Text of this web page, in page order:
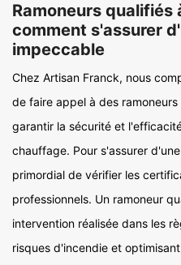
Ramoneurs qualifiés
comment s'assurer
impeccable
Chez Artisan Franck, nous
de faire appel à des
garantir la sécurité et
chauffage. Pour s'assurer
primordial de vérifier les
professionnels. Un ramoneur
intervention réalisée dans les
risques d'incendie et